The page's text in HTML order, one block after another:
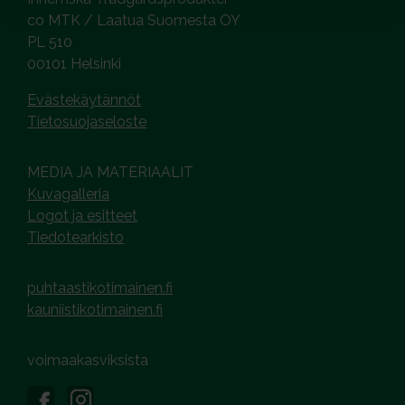
co MTK / Laatua Suomesta OY
PL 510
00101 Helsinki
Evästekäytännöt
Tietosuojaseloste
MEDIA JA MATERIAALIT
Kuvagalleria
Logot ja esitteet
Tiedotearkisto
puhtaastikotimainen.fi
kauniistikotimainen.fi
voimaakasviksista